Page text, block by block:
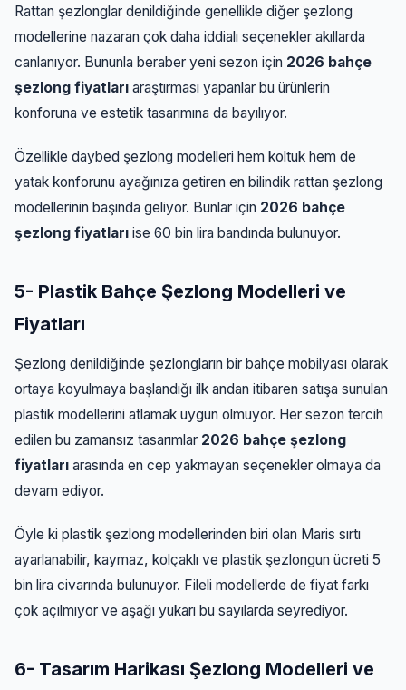
Rattan şezlonglar denildiğinde genellikle diğer şezlong
modellerine nazaran çok daha iddialı seçenekler akıllarda
canlanıyor. Bununla beraber yeni sezon için 2026 bahçe
şezlong fiyatları araştırması yapanlar bu ürünlerin
konforuna ve estetik tasarımına da bayılıyor.
Özellikle daybed şezlong modelleri hem koltuk hem de
yatak konforunu ayağınıza getiren en bilindik rattan şezlong
modellerinin başında geliyor. Bunlar için 2026 bahçe
şezlong fiyatları ise 60 bin lira bandında bulunuyor.
5- Plastik Bahçe Şezlong Modelleri ve
Fiyatları
Şezlong denildiğinde şezlongların bir bahçe mobilyası olarak
ortaya koyulmaya başlandığı ilk andan itibaren satışa sunulan
plastik modellerini atlamak uygun olmuyor. Her sezon tercih
edilen bu zamansız tasarımlar 2026 bahçe şezlong
fiyatları arasında en cep yakmayan seçenekler olmaya da
devam ediyor.
Öyle ki plastik şezlong modellerinden biri olan Maris sırtı
ayarlanabilir, kaymaz, kolçaklı ve plastik şezlongun ücreti 5
bin lira civarında bulunuyor. Fileli modellerde de fiyat farkı
çok açılmıyor ve aşağı yukarı bu sayılarda seyrediyor.
6- Tasarım Harikası Şezlong Modelleri ve